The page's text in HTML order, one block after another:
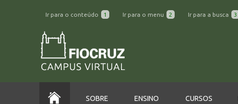
Ir para o conteúdo 1 Ir para o menu 2 Ir para a busca 3
SOBRE ENSINO CURSOS